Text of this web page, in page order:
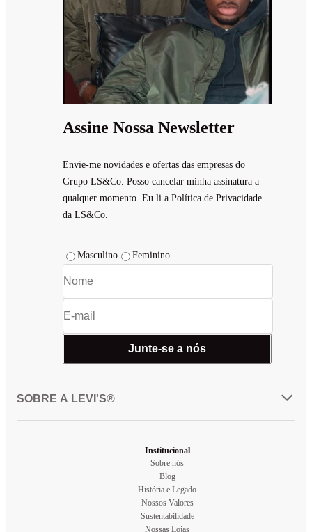
Assine Nossa Newsletter
Envie-me novidades e ofertas das empresas do
Grupo LS&Co. Posso cancelar minha assinatura a
qualquer momento. Eu li a Política de Privacidade
da LS&Co.
Masculino Feminino
Junte-se a nós
SOBRE A LEVI'S®
Institucional
Sobre nós
Blog
História e Legado
Nossos Valores
Sustentabilidade
Nossas Lojas